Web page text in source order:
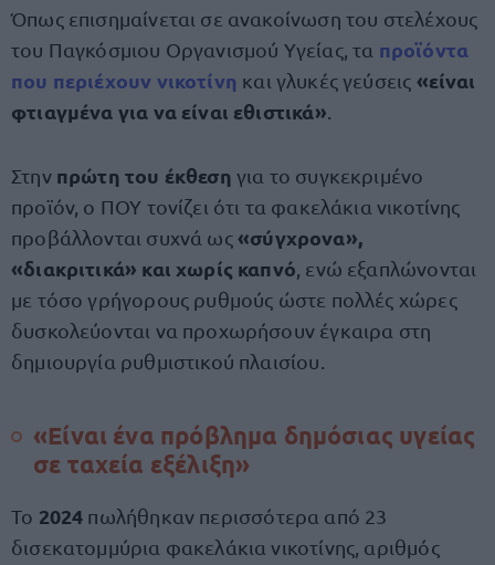
Όπως επισημαίνεται σε ανακοίνωση του στελέχους
του Παγκόσμιου Οργανισμού Υγείας, τα προϊόντα
που περιέχουν νικοτίνη και γλυκές γεύσεις «είναι
φτιαγμένα για να είναι εθιστικά»
Στην πρώτη του έκθεση για το συγκεκριμένο
προϊόν, ο ΠΟΥ τονίζει ότι τα φακελάκια νικοτίνης
προβάλλονται συχνά ως«σύγχρονα»,
«διακριτικά» και χωρίς καπνό , ενώ εξαπλώνονται
με τόσο γρήγορους ρυθμούς ώστε πολλές χώρες
δυσκολεύονται να προχωρήσουν έγκαιρα στη
δημιουργία ρυθμιστικού πλαισίου.
«Είναι ένα πρόβλημα δημόσιας υγείας
σε ταχεία εξέλιξη»
Το 2024 πωλήθηκαν περισσότερα από 23
δισεκατομμύρια φακελάκια νικοτίνης, αριθμός